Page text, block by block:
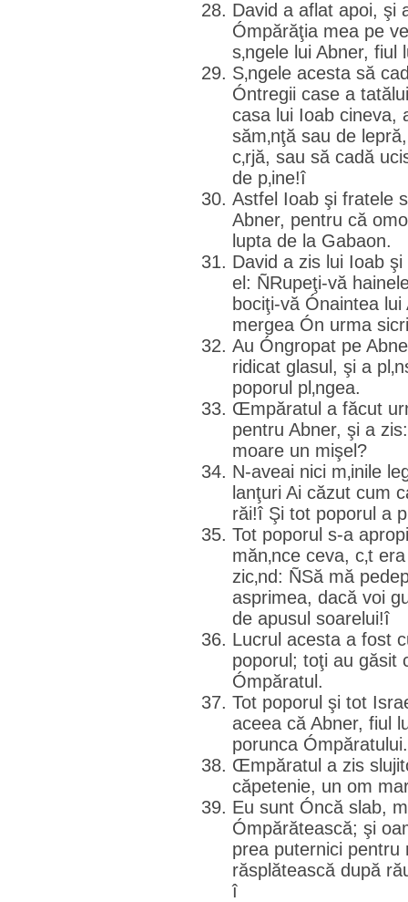
David a aflat apoi, şi
Ómpărăţia mea pe
s‚ngele lui Abner, fiul
S‚ngele acesta să
Óntregii case a
casa lui Ioab cineva,
săm‚nţă sau de
c‚rjă, sau să cadă
de p‚ine!î
Astfel Ioab şi fratele
Abner, pentru că
lupta de la Gabaon.
David a zis lui Ioab
el: ÑRupeţi-vă
bociţi-vă Ónaintea
mergea Ón urma
Au Óngropat pe
ridicat glasul, şi a
poporul pl‚ngea.
Œmpăratul a făcut
pentru Abner, şi a
moare un mişel?
N-aveai nici m‚inile
lanţuri Ai căzut cum
răi!î Şi tot poporul a
Tot poporul s-a
măn‚nce ceva, c‚t
zic‚nd: ÑSă mă
asprimea, dacă voi
de apusul soarelui!î
Lucrul acesta a fost
poporul; toţi au găsit
Ómpăratul.
Tot poporul şi tot
aceea că Abner, fiul
porunca Ómpăratului.
Œmpăratul a zis
căpetenie, un om
Eu sunt Óncă slab,
Ómpărătească; şi
prea puternici pentru
răsplătească după
î